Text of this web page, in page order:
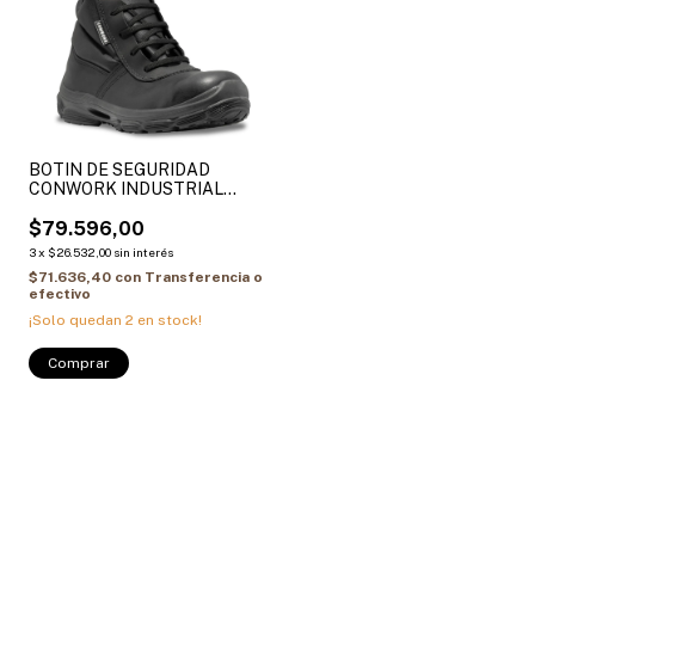
BOTIN DE SEGURIDAD
CONWORK INDUSTRIAL
$79.596,00
3x $26.532,00 sin interés
$71.636,40 con Transferencia o
efectivo
¡Solo quedan2 en stock!
Comprar